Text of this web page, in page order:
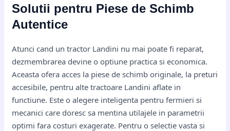
Solutii pentru Piese de Schimb
Autentice
Atunci cand un tractor Landini nu mai poate fi reparat,
dezmembrarea devine o optiune practica si economica.
Aceasta ofera acces la piese de schimb originale, la preturi
accesibile, pentru alte tractoare Landini aflate in
functiune. Este o alegere inteligenta pentru fermieri si
mecanici care doresc sa mentina utilajele in parametrii
optimi fara costuri exagerate. Pentru o selectie vasta si